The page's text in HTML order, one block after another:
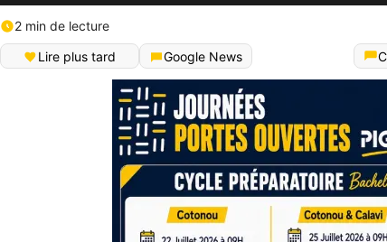
2 min de lecture
Lire plus tard
Google News